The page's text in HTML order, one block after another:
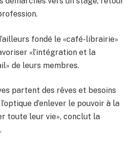
fondé le «café-librairie»
«l’intégration et la
de leurs membres.
partent des rêves et besoins
d’enlever le pouvoir à la
toute leur vie», conclut la